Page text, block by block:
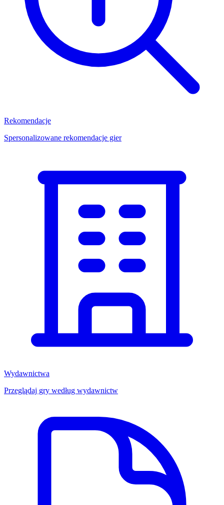
Rekomendacje
Spersonalizowane rekomendacje gier
Wydawnictwa
Przeglądaj gry według wydawnictw